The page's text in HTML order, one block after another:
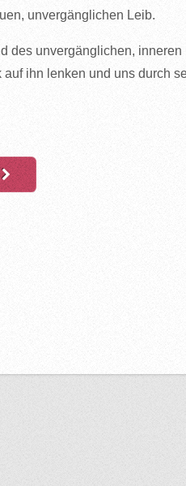
unvergänglichen Leib.
des unvergänglichen,
ihn lenken und uns durch